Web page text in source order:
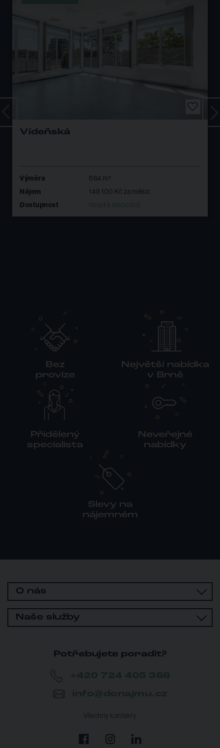
Výměra
Nájem
Bez
provize
Největší nabídka
v Brně
Přidělený
specialista
Neveřejné
nabídky
Slevy na
nájemném
O nás
Naše služby
Potřebujete poradit?
Všechny kontakty